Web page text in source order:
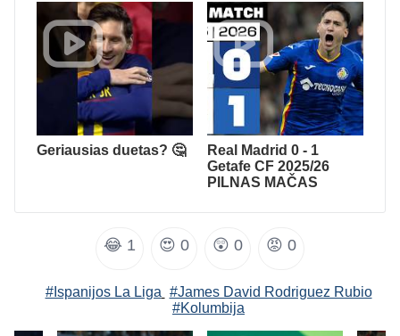
Geriausias duetas? 🤔
Real Madrid 0 - 1
Getafe CF 2025/26
PILNAS MAČAS
😂 1 😍 0 😲 0 😡 0
#Ispanijos La Liga #James David Rodriguez Rubio
#Kolumbija